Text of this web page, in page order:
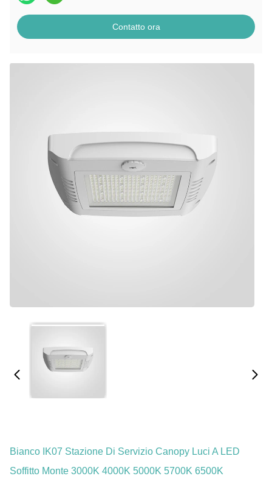
Contatto ora
Bianco IK07 Stazione Di Servizio Canopy Luci A LED
Soffitto Monte 3000K 4000K 5000K 5700K 6500K